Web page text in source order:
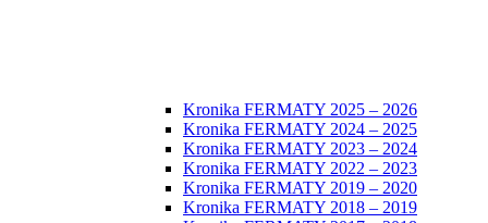
Kronika FERMATY 2025 – 2026
Kronika FERMATY 2024 – 2025
Kronika FERMATY 2023 – 2024
Kronika FERMATY 2022 – 2023
Kronika FERMATY 2019 – 2020
Kronika FERMATY 2018 – 2019